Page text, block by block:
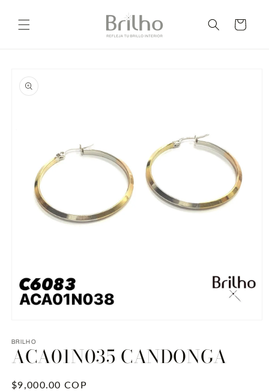
al contenido
Carrito
a la
información
multimedia
en
modal
BRILHO
ACA01N035 CANDONGA
Precio
$9,000.00 COP